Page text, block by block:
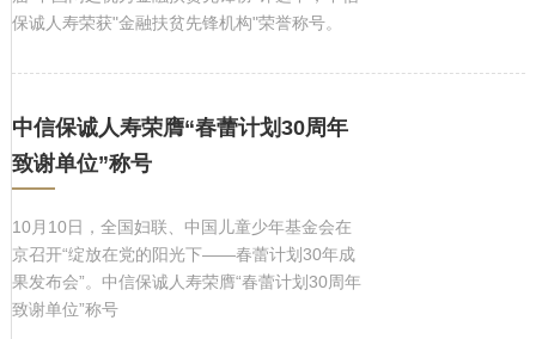
保诚人寿荣获"金融扶贫先锋机构"荣誉称号。
中信保诚人寿荣膺“春蕾计划30周年
致谢单位”称号
10月10日，全国妇联、中国儿童少年基金会在
京召开“绽放在党的阳光下——春蕾计划30年成
果发布会”。中信保诚人寿荣膺“春蕾计划30周年
致谢单位”称号